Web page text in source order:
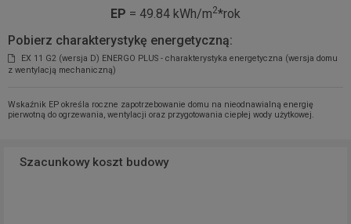
EP = 49.84 kWh/m2*rok
Pobierz charakterystykę energetyczną:
EX 11 G2 (wersja D) ENERGO PLUS - charakterystyka energetyczna (wersja domu
z wentylacją mechaniczną)
Wskaźnik EP określa roczne zapotrzebowanie domu na nieodnawialną energię
pierwotną do ogrzewania, wentylacji oraz przygotowania ciepłej wody użytkowej.
Szacunkowy koszt budowy